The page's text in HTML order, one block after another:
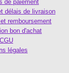
de paiement
délais de livraison
remboursement
bon d'achat
légales